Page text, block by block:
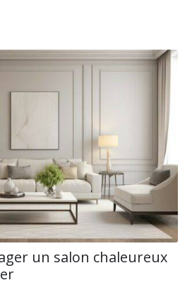
un salon chaleureux